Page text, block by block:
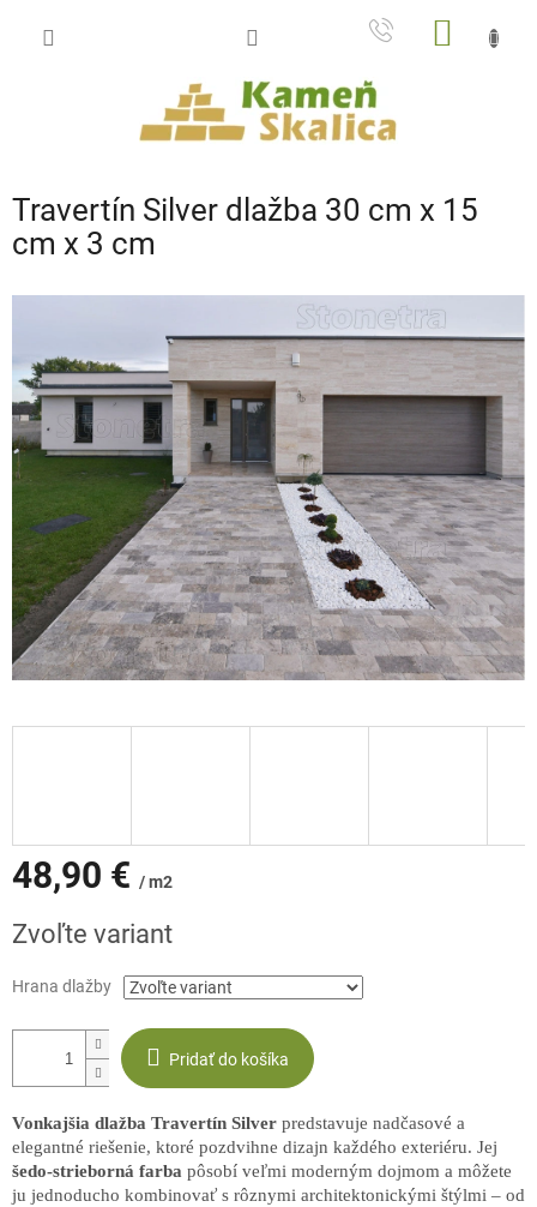
Travertín Silver dlažba 30 cm x 15
cm x 3 cm
48,90 € / m2
cena:
Zvoľte variant
Hrana dlažby
Pridať do košíka
Vonkajšia dlažba Travertín Silver predstavuje nadčasové a
elegantné riešenie, ktoré pozdvihne dizajn každého exteriéru. Jej
šedo-strieborná farba pôsobí veľmi moderným dojmom a môžete
ju jednoducho kombinovať s rôznymi architektonickými štýlmi – od